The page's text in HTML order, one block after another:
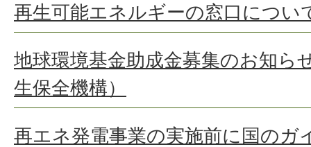
再生可能エネルギーの窓口につい
地球環境基金助成金募集のお知ら
生保全機構）
再エネ発電事業の実施前に国のガ